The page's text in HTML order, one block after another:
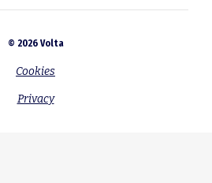
© 2026 Volta
Cookies
Privacy